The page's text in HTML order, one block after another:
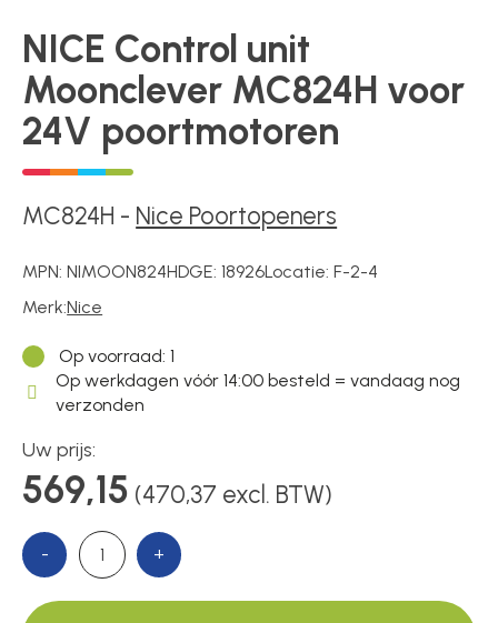
Sloten
Toegangscontrole
Toegangsverlening
Voedingen
Over ons
Contact
NICE Control unit
Moonclever MC824H voor
24V poortmotoren
MC824H - Nice Poortopeners
MPN:NIMOON824HDGE:18926Locatie:F-2-4
Merk:Nice
Op voorraad: 1
Op werkdagen vóór 14:00 besteld = vandaag nog
verzonden
Uw prijs:
569,15 (470,37 excl. BTW)
- +